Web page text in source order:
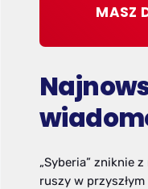
MASZ
„Syberia” zniknie
ruszy w